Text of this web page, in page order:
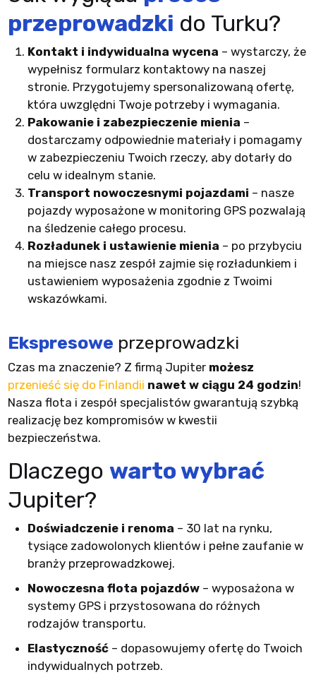
przeprowadzki do Turku?
Kontakt i indywidualna wycena – wystarczy, że
wypełnisz formularz kontaktowy na naszej
stronie. Przygotujemy spersonalizowaną ofertę,
która uwzględni Twoje potrzeby i wymagania.
Pakowanie i zabezpieczenie mienia –
dostarczamy odpowiednie materiały i pomagamy
w zabezpieczeniu Twoich rzeczy, aby dotarły do
celu w idealnym stanie.
Transport nowoczesnymi pojazdami – nasze
pojazdy wyposażone w monitoring GPS pozwalają
na śledzenie całego procesu.
Rozładunek i ustawienie mienia – po przybyciu
na miejsce nasz zespół zajmie się rozładunkiem i
ustawieniem wyposażenia zgodnie z Twoimi
wskazówkami.
Ekspresowe przeprowadzki
Czas ma znaczenie? Z firmą Jupiter możesz
przenieść się do Finlandii nawet w ciągu 24 godzin!
Nasza flota i zespół specjalistów gwarantują szybką
realizację bez kompromisów w kwestii
bezpieczeństwa.
Dlaczego warto wybrać
Jupiter?
Doświadczenie i renoma – 30 lat na rynku,
tysiące zadowolonych klientów i pełne zaufanie w
branży przeprowadzkowej.
Nowoczesna flota pojazdów– wyposażona w
systemy GPS i przystosowana do różnych
rodzajów transportu.
Elastyczność– dopasowujemy ofertę do Twoich
indywidualnych potrzeb.